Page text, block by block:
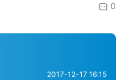
0
2017-12-17 16:15